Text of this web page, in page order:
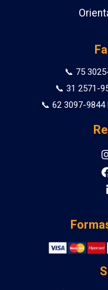
📞 75
📞 31 2571-
📞 62 3097-